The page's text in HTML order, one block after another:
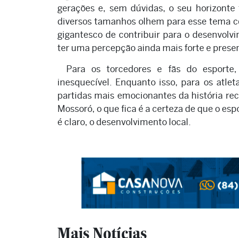
gerações e, sem dúvidas, o seu
diversos tamanhos olhem para esse tema
gigantesco de contribuir para o
ter uma percepção ainda mais forte e
Para os torcedores e fãs do
inesquecível. Enquanto isso, para os
partidas mais emocionantes da história
Mossoró, o que fica é a certeza de que o
é claro, o desenvolvimento local.
Mais Notícias